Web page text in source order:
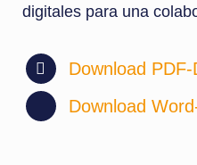
digitales para una
Download
Download